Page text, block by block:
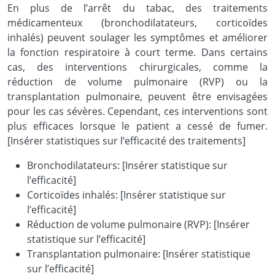
En plus de l’arrêt du tabac, des traitements
médicamenteux (bronchodilatateurs, corticoïdes
inhalés) peuvent soulager les symptômes et améliorer
la fonction respiratoire à court terme. Dans certains
cas, des interventions chirurgicales, comme la
réduction de volume pulmonaire (RVP) ou la
transplantation pulmonaire, peuvent être envisagées
pour les cas sévères. Cependant, ces interventions sont
plus efficaces lorsque le patient a cessé de fumer.
[Insérer statistiques sur l’efficacité des traitements]
Bronchodilatateurs: [Insérer statistique sur
l’efficacité]
Corticoïdes inhalés: [Insérer statistique sur
l’efficacité]
Réduction de volume pulmonaire (RVP): [Insérer
statistique sur l’efficacité]
Transplantation pulmonaire: [Insérer statistique
sur l’efficacité]